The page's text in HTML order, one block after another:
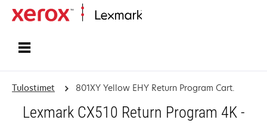
Tulostimet 801XY Yellow EHY Return Program Cart.
Lexmark CX510 Return Program 4K -